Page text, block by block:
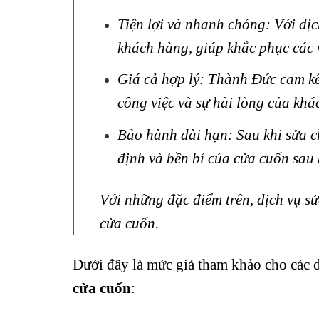
Tiện lợi và nhanh chóng: Với
khách hàng, giúp khắc phục
Giá cả hợp lý: Thành Đức cam
công việc và sự hài lòng của
Bảo hành dài hạn: Sau khi sửa
định và bền bỉ của cửa cuốn
Với những đặc điểm trên, dịch vụ
cửa cuốn.
Dưới đây là mức giá tham khảo cho các
cửa cuốn: